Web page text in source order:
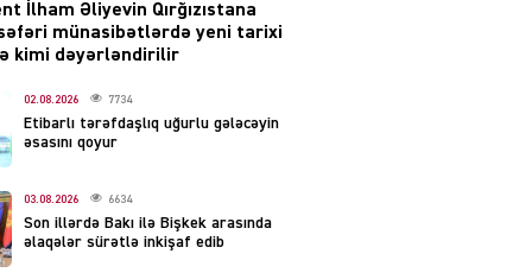
Prezident 2 fərman
imzaladı
07.08.2026
“Tramp yolu”na HƏMLƏ –
REAKSİYA
İlham Əliyevin Qırğızıstana
münasibətlərdə yeni tarixi
kimi dəyərləndirilir
02.08.2026 7734
Etibarlı tərəfdaşlıq uğurlu gələcəyin
əsasını qoyur
03.08.2026 6634
Son illərdə Bakı ilə Bişkek arasında
əlaqələr sürətlə inkişaf edib